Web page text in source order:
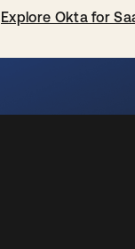
Explore Okta for